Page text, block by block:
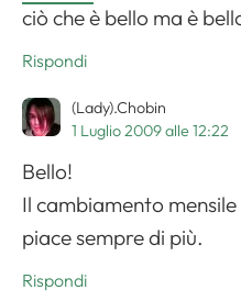
ciò che è bello ma è
Rispondi
(Lady).Chobin
1 Luglio 2009 alle 12:22
Bello!
Il cambiamento
piace sempre di più.
Rispondi